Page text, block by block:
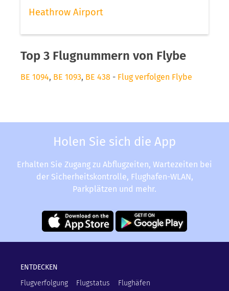
Heathrow Airport
Top 3 Flugnummern von Flybe
BE 1094, BE 1093, BE 438 - Flug verfolgen Flybe
Holen Sie sich die App
Erhalten Sie Zugang zu Abflugzeiten, Wartezeiten bei
der Sicherheitskontrolle, Flughafen-WLAN,
Parkplätzen und mehr.
ENTDECKEN
Flugverfolgung
Flugstatus Flughäfen